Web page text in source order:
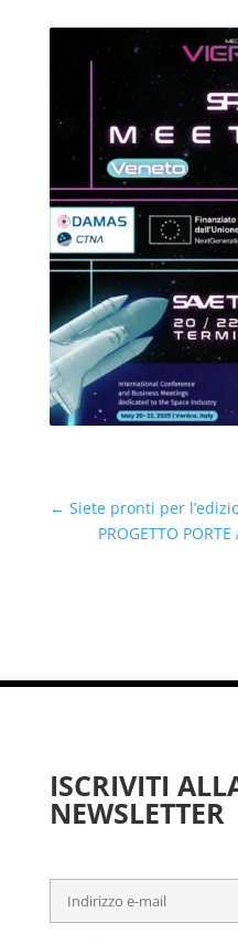
← Siete pronti per
PROGETTO
ISCRIVITI
NEWSLETTER